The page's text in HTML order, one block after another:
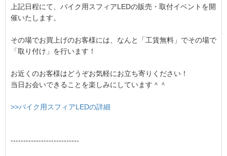
上記日程にて、バイク用スフィアLEDの販売・取付イベントを開
催いたします。
その場でお買上げのお客様には、なんと「工賃無料」でその場で
「取り付け」を行います！
お近くのお客様はどうぞお気軽にお立ち寄りください！
当日お会いできることを楽しみにしています＾＾
>>バイク用スフィアLEDの詳細
---------------------------